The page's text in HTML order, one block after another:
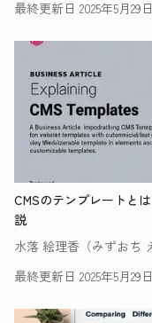
最終更新日 2025年5月29日
CMSのテンプレートと
説
水落 絵理香（みずおち
最終更新日 2025年5月29日